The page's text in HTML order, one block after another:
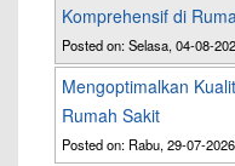
Komprehensif di
Posted on: Selasa, 04-08-
Mengoptimalkan
Rumah Sakit
Posted on: Rabu, 29-07-2026